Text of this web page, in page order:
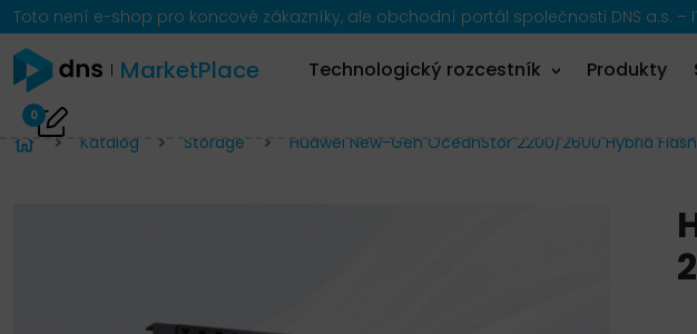
Toto není e-shop pro koncové zákazníky, ale obchodní portál společnosti DNS a.s. –
MarketPlace Technologický rozcestník Produkty
0
Katalog Storage Huawei New-Gen OceanStor 2200/2600 Hybrid